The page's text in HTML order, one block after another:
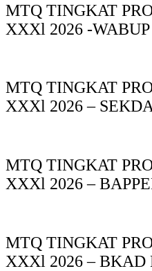
MTQ TINGKAT
XXXl 2026 -
MTQ TINGKAT
XXXl 2026 –
MTQ TINGKAT
XXXl 2026 –
MTQ TINGKAT
XXXl 2026 – BKAD